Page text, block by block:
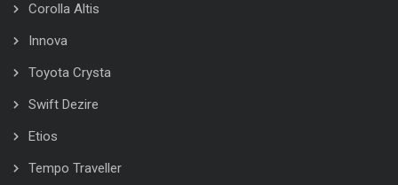
Corolla Altis
Innova
Toyota Crysta
Swift Dezire
Etios
Tempo Traveller